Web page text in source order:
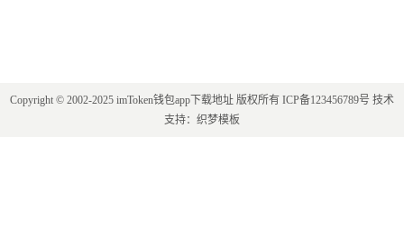
Copyright © 2002-2025 imToken钱包app下载地址 版权所有 ICP备123456789号 技术
支持： 织梦模板